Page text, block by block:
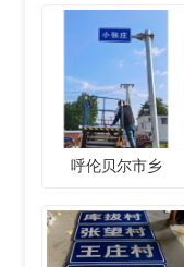
呼伦贝尔市乡